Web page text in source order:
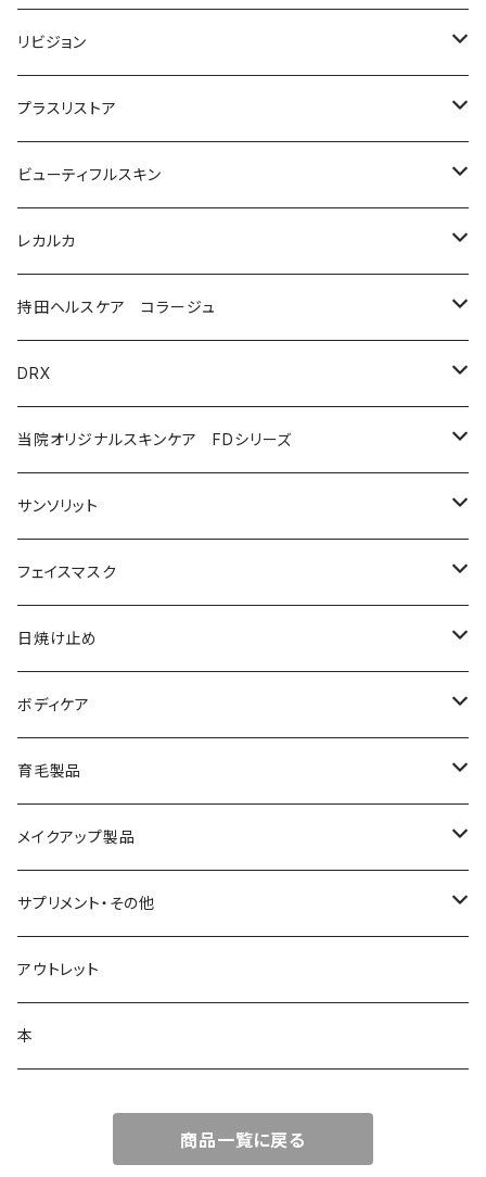
洗顔料・化粧水
美容液（光老化ケア）
美容液（透明感ケア）
美容液（エイジングケア［ビタミンAシリーズ］）
美容液（日焼け止め）
美容液（スペシャルケア）
プログラムキット
リビジョン
化粧水
クリーム
美容液
アイケア
日焼け止め
ユースフルリップ
プラスリストア
洗顔
ビューティフルスキン
モイストケア
ウォッシュ
クリーム
バランスケア
ローション
クレンジング
美容液
化粧品
レカルカ
洗顔
化粧水
持田ヘルスケア コラージュ
ソープ（石鹸）
泡石鹸
コラージュフルフルホイップソープ
メイク落とし
化粧水
美容液
乳液
クリーム
日焼け止め
シャンプー・リンス
コラージュフルフル泡石鹸
DRX
AZAクリア
当院オリジナルスキンケア FDシリーズ
ソープ
ローション
サンソリット
日焼け止め
フェイスマスク
フェイスマスク
サンソリット
日焼け止め
サンソリット
アクセーヌ
ボディケア
キュアデイズ
育毛製品
まつ毛美容液
メイクアップ製品
ビューティフルスキン
サプリメント・その他
飲む日焼け止め
髪の毛サプリ
アウトレット
本
商品一覧に戻る